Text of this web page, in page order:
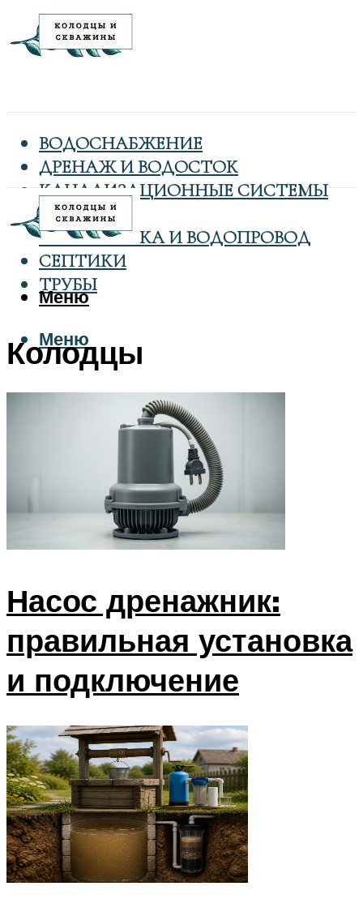
ВОДОСНАБЖЕНИЕ
ДРЕНАЖ И ВОДОСТОК
КАНАЛИЗАЦИОННЫЕ СИСТЕМЫ
КОЛОДЦЫ
САНТЕХНИКА И ВОДОПРОВОД
СЕПТИКИ
ТРУБЫ
Меню
Меню
Колодцы
Насос дренажник:
правильная установка
и подключение